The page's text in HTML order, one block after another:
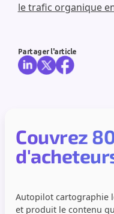
Couvrez
Autopilot cartographie
et produit le contenu
le trafic organique
Partager l'article